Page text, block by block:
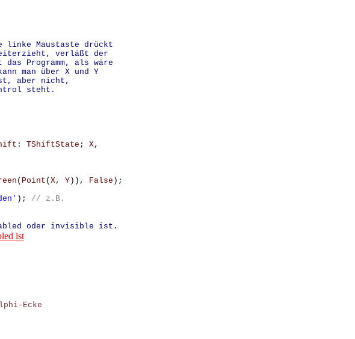
linke Maustaste drückt
verläßt der
Programm, als wäre
man über X und Y
aber nicht,
steht.
: TShiftState ; X,
( Point ( X, Y)), False );
);
// z.B.
oder invisible ist.
ist
Ecke